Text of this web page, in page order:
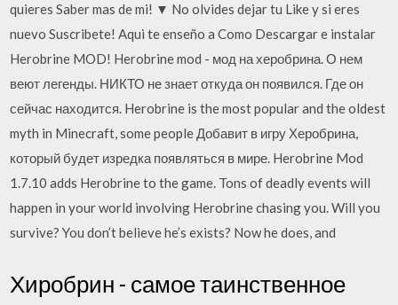
quieres Saber mas de mi! ▼ No olvides dejar tu Like y si eres
nuevo Suscribete! Aqui te enseño a Como Descargar e instalar
Herobrine MOD! Herobrine mod - мод на херобрина. О нем
веют легенды. НИКТО не знает откуда он появился. Где он
сейчас находится. Herobrine is the most popular and the oldest
myth in Minecraft, some people Добавит в игру Херобрина,
который будет изредка появляться в мире. Herobrine Mod
1.7.10 adds Herobrine to the game. Tons of deadly events will
happen in your world involving Herobrine chasing you. Will you
survive? You don’t believe he’s exists? Now he does, and
Хиробрин - самое таинственное